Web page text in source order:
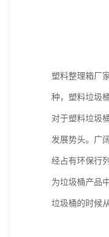
塑料整理箱厂
种，塑料垃圾
对于塑料垃圾
发展势头。广
经占有环保行
为垃圾桶产品
垃圾桶的时候